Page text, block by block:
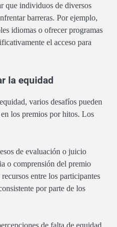
que individuos de diversos
barreras. Por ejemplo,
idiomas o ofrecer programas
el acceso para
la equidad
varios desafíos pueden
los premios por hitos. Los
de evaluación o juicio
o comprensión del premio
entre los participantes
por parte de los
de falta de equidad,